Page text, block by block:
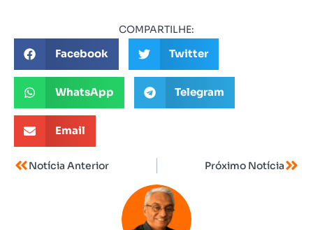
COMPARTILHE:
Facebook Twitter
WhatsApp Telegram
Email
Notícia Anterior Próximo Notícia